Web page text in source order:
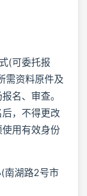
(可委托报
需资料原件及
名、审查。
，不得更改
用有效身份
南湖路2号市